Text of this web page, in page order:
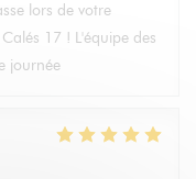
lors de votre
17 ! L'équipe des
journée